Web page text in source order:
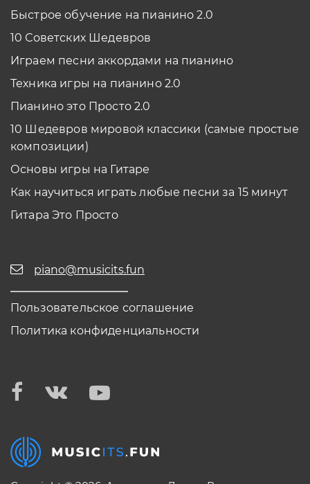
Как проходить задания в тренажерах с
помощью Планшета/телефона?
Быстрое обучение на пианино 2.0
10 Советских Шедевров
Играем песни аккордами на пианино
Техника игры на пианино 2.0
Пианино это Просто 2.0
10 Шедевров мировой классики (самые простые
композиции)
Основы игры на Гитаре
Как научиться играть любые песни за 15 минут
Гитара Это Просто
piano@musicits.fun
Пользовательское соглашение
Политика конфиденциальности